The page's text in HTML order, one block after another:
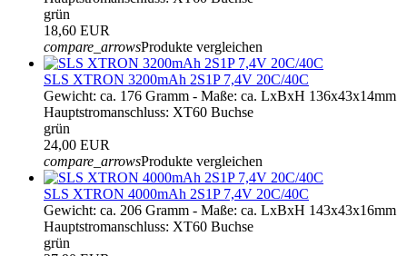
grün
18,60 EUR
compare_arrowsProdukte vergleichen
SLS XTRON 3200mAh 2S1P 7,4V 20C/40C
Gewicht: ca. 176 Gramm - Maße: ca. LxBxH 136x43x14mm
Hauptstromanschluss: XT60 Buchse
grün
24,00 EUR
compare_arrowsProdukte vergleichen
SLS XTRON 4000mAh 2S1P 7,4V 20C/40C
Gewicht: ca. 206 Gramm - Maße: ca. LxBxH 143x43x16mm
Hauptstromanschluss: XT60 Buchse
grün